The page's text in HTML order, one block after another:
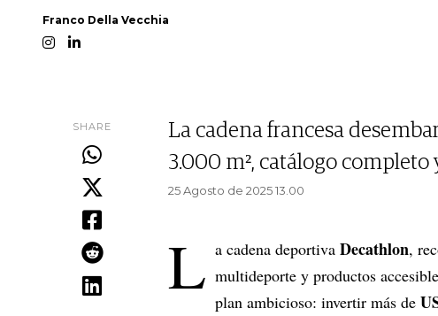
Franco Della Vecchia
SHARE
La cadena francesa
3.000 m², catálogo
25 Agosto de 2025 13.00
L a cadena deportiva Decathlon,
multideporte y productos
plan ambicioso: invertir más de